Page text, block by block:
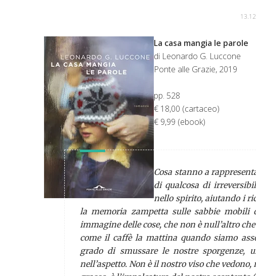
La casa mangia le parole
di Leonardo G. Luccone
Ponte alle Grazie, 2019
pp. 528
€ 18,00 (cartaceo)
€ 9,99 (ebook)
Cosa stanno a
di qualcosa di
nello spirito, aiutando i
la memoria zampetta sulle sabbie mobili
immagine delle cose, che non è null’altro
come il caffè la mattina quando siamo
grado di smussare le nostre sporgenze,
nell’aspetto. Non è il nostro viso che